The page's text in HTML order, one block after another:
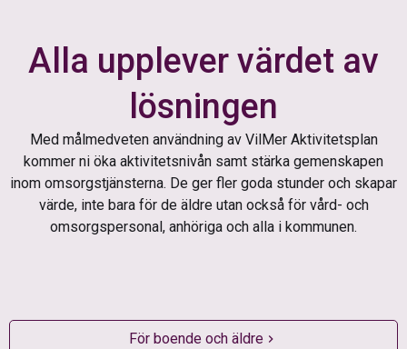
Alla upplever värdet av
lösningen
Med målmedveten användning av VilMer Aktivitetsplan
kommer ni öka aktivitetsnivån samt stärka gemenskapen
inom omsorgstjänsterna. De ger fler goda stunder och skapar
värde, inte bara för de äldre utan också för vård- och
omsorgspersonal, anhöriga och alla i kommunen.
För boende och äldre chevron_right